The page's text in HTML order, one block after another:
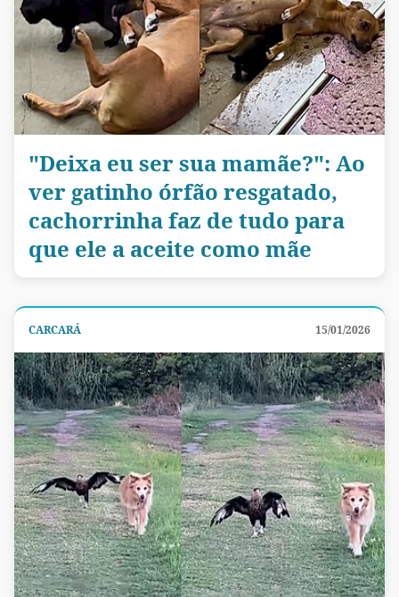
"Deixa eu ser sua mamãe?": Ao
ver gatinho órfão resgatado,
cachorrinha faz de tudo para
que ele a aceite como mãe
CARCARÁ 15/01/2026